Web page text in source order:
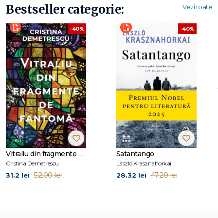
Bestseller categorie: Vezi toate
-40%
Vitraliu din fragmente de fantomă
Cristina Demetrescu
31.2 lei 52.00 lei
-40%
Satantango
László Krasznahorkai
28.32 lei 47.20 lei